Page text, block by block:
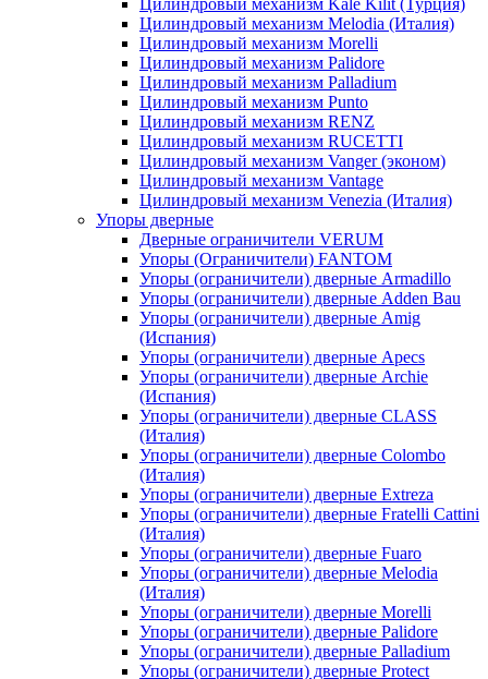
Цилиндровый механизм Kale Kilit (Турция)
Цилиндровый механизм Melodia (Италия)
Цилиндровый механизм Morelli
Цилиндровый механизм Palidore
Цилиндровый механизм Palladium
Цилиндровый механизм Punto
Цилиндровый механизм RENZ
Цилиндровый механизм RUCETTI
Цилиндровый механизм Vanger (эконом)
Цилиндровый механизм Vantage
Цилиндровый механизм Venezia (Италия)
Упоры дверные
Дверные ограничители VERUM
Упоры (Ограничители) FANTOM
Упоры (ограничители) дверные Armadillo
Упоры (ограничители) дверные Adden Bau
Упоры (ограничители) дверные Amig
(Испания)
Упоры (ограничители) дверные Apecs
Упоры (ограничители) дверные Archie
(Испания)
Упоры (ограничители) дверные CLASS
(Италия)
Упоры (ограничители) дверные Colombo
(Италия)
Упоры (ограничители) дверные Extreza
Упоры (ограничители) дверные Fratelli Cattini
(Италия)
Упоры (ограничители) дверные Fuaro
Упоры (ограничители) дверные Melodia
(Италия)
Упоры (ограничители) дверные Morelli
Упоры (ограничители) дверные Palidore
Упоры (ограничители) дверные Palladium
Упоры (ограничители) дверные Protect